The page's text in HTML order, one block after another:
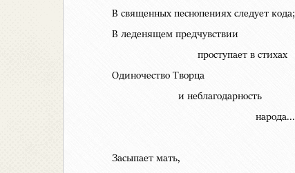
В священных песнопениях следует кода;
В леденящем предчувствии
проступает в стихах
Одиночество Творца
и неблагодарность
народа...
Засыпает мать,